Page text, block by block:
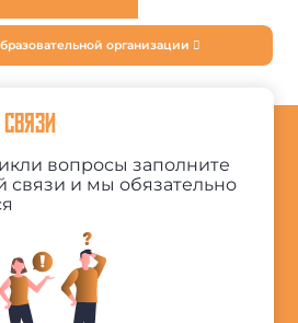
организации
вопросы заполните
связи и мы обязательно